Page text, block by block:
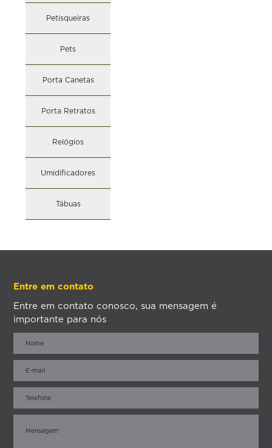
Petisqueiras
Pets
Porta Canetas
Porta Retratos
Relógios
Umidificadores
Tábuas
Entre em contato
Entre em contato conosco, sua mensagem é
importante para nós